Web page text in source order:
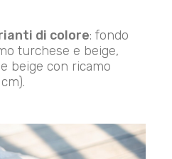
di colore: fondo
turchese e beige,
beige con ricamo